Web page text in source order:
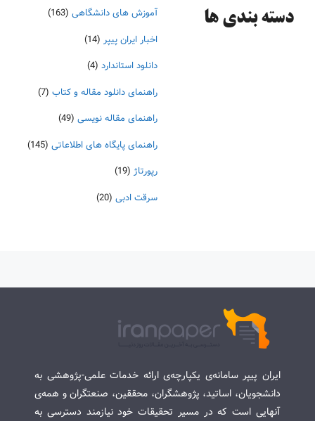
دسته‌ بندی ها آموزش های دانشگاهی (163)
اخبار ایران پیپر (14)
دانلود استاندارد (4)
راهنمای دانلود مقاله و کتاب (7)
راهنمای مقاله نویسی (49)
راهنمای پایگاه های اطلاعاتی (145)
رپورتاژ (19)
سرقت ادبی (20)
ایران پیپر سامانه‌ی یکپارچه‌ی ارائه خدمات علمی-پژوهشی به
دانشجویان، اساتید، پژوهشگران، محققین، صنعتگران و همه‌ی
آنهایی است که در مسیر تحقیقات خود نیازمند دسترسی به